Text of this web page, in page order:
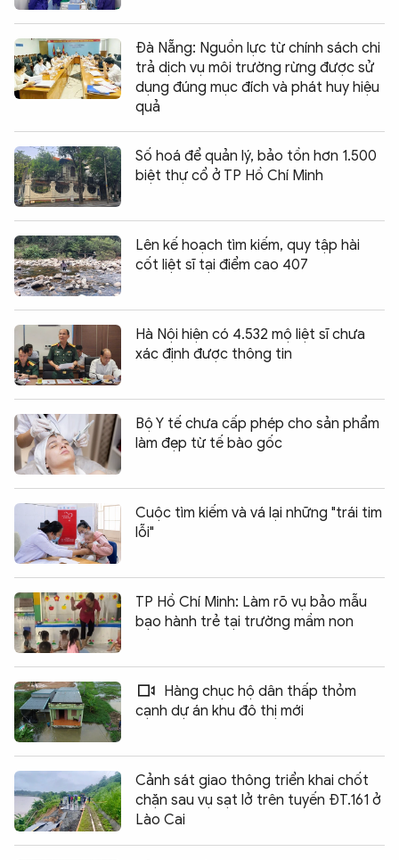
Đà Nẵng: Nguồn lực từ chính sách chi
trả dịch vụ môi trường rừng được sử
dụng đúng mục đích và phát huy hiệu
quả
Số hoá để quản lý, bảo tồn hơn 1.500
biệt thự cổ ở TP Hồ Chí Minh
Lên kế hoạch tìm kiếm, quy tập hài
cốt liệt sĩ tại điểm cao 407
Hà Nội hiện có 4.532 mộ liệt sĩ chưa
xác định được thông tin
Bộ Y tế chưa cấp phép cho sản phẩm
làm đẹp từ tế bào gốc
Cuộc tìm kiếm và vá lại những "trái tim
lỗi"
TP Hồ Chí Minh: Làm rõ vụ bảo mẫu
bạo hành trẻ tại trường mầm non
Hàng chục hộ dân thấp thỏm
cạnh dự án khu đô thị mới
Cảnh sát giao thông triển khai chốt
chặn sau vụ sạt lở trên tuyến ĐT.161 ở
Lào Cai